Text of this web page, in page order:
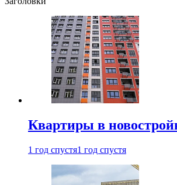
Квартиры в
1 год спустя1 год спустя